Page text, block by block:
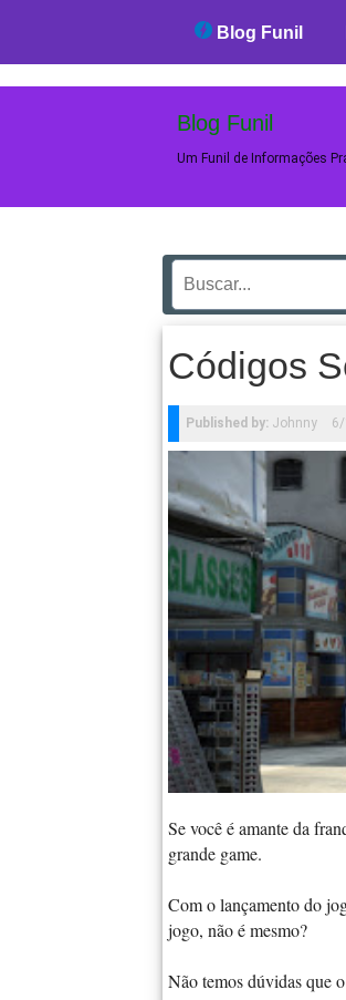
Blog Funil
Blog Funil
Um Funil de Informações
Códigos
Published by: Johnny
Se você é amante da
grande game.
Com o lançamento do
jogo, não é mesmo?
Não temos dúvidas que